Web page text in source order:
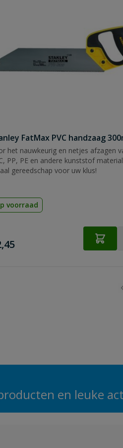
FatMax PVC handzaag
het nauwkeurig en netjes afzagen
PP, PE en andere kunststof
gereedschap voor uw klus!
voorraad
en leuke